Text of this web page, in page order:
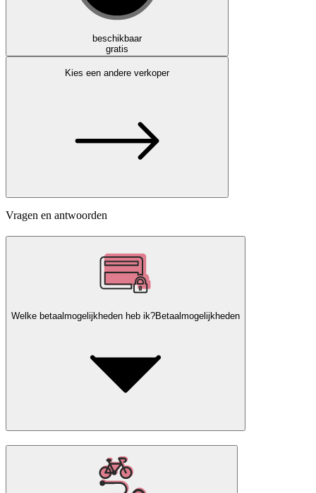
beschikbaar
gratis
Kies een andere verkoper
Vragen en antwoorden
Welke betaalmogelijkheden heb ik?Betaalmogelijkheden